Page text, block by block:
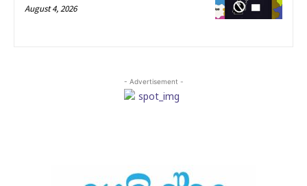
August 4, 2026
- Advertisement -